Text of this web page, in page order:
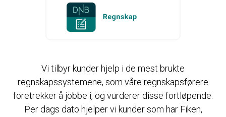
Vi tilbyr kunder hjelp i de mest brukte
regnskapssystemene, som våre regnskapsførere
foretrekker å jobbe i, og vurderer disse fortløpende.
Per dags dato hjelper vi kunder som har Fiken,